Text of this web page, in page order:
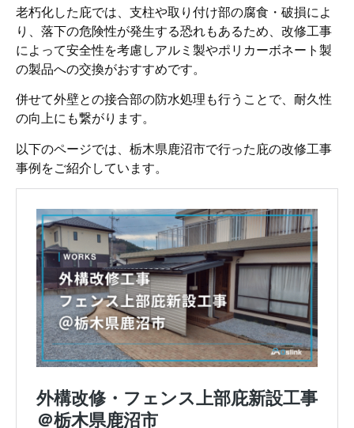
老朽化した庇では、支柱や取り付け部の腐食・破損によ
り、落下の危険性が発生する恐れもあるため、改修工事
によって安全性を考慮しアルミ製やポリカーボネート製
の製品への交換がおすすめです。
併せて外壁との接合部の防水処理も行うことで、耐久性
の向上にも繋がります。
以下のページでは、栃木県鹿沼市で行った庇の改修工事
事例をご紹介しています。